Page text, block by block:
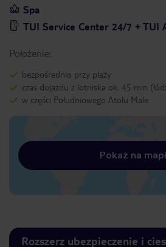
Spa
TUI Service Center 24/7 + TUI
Położenie:
bezpośrednio przy plaży
czas dojazdu z lotniska ok. 45 min
w części Południowego Atolu Male
Pokaż na
Rozszerz ubezpieczenie i